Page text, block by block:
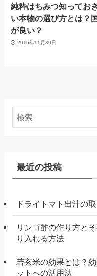
純粋はちみつ知ってお
い本物の選び方とは？
が良い？
2016年11月30日
最近の投稿
ドライトマト出汁の
リンゴ酢の作り方と
り入れる方法
若玄米の効果とは？
ットへの活用法